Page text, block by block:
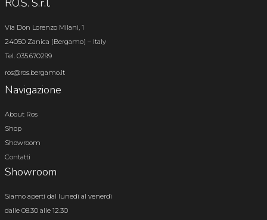
RO.S. S.r.l.
Via Don Lorenzo Milani, 1
24050 Zanica (Bergamo) – Italy
Tel. 035.670299
ros@ros.bergamo.it
Navigazione
About Ros
Shop
Showroom
Contatti
Showroom
Siamo aperti dal lunedì al venerdì
dalle 08.30 alle 12.30